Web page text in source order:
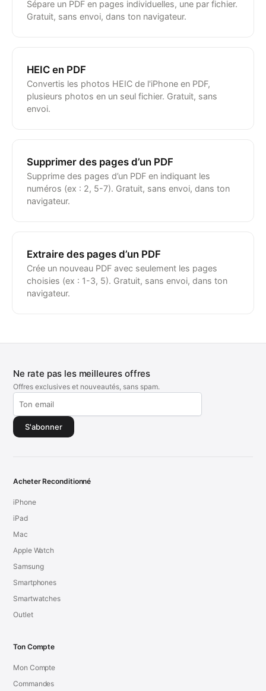
Sépare un PDF en pages individuelles, une par fichier.
Gratuit, sans envoi, dans ton navigateur.
HEIC en PDF
Convertis les photos HEIC de l'iPhone en PDF,
plusieurs photos en un seul fichier. Gratuit, sans
envoi.
Supprimer des pages d’un PDF
Supprime des pages d’un PDF en indiquant les
numéros (ex : 2, 5-7). Gratuit, sans envoi, dans ton
navigateur.
Extraire des pages d’un PDF
Crée un nouveau PDF avec seulement les pages
choisies (ex : 1-3, 5). Gratuit, sans envoi, dans ton
navigateur.
Ne rate pas les meilleures offres
Offres exclusives et nouveautés, sans spam.
S'abonner
Acheter Reconditionné
iPhone
iPad
Mac
Apple Watch
Samsung
Smartphones
Smartwatches
Outlet
Ton Compte
Mon Compte
Commandes